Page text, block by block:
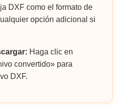
DXF como el formato de
opción adicional si
Haga clic en
convertido» para
DXF.